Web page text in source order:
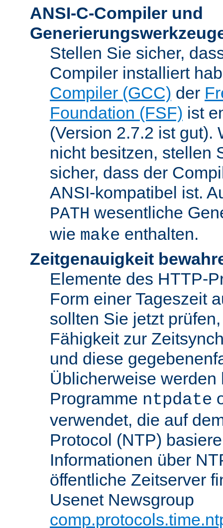
ANSI-C-Compiler und
Stellen Sie sicher,
Compiler installiert
Compiler (GCC) der
Foundation (FSF) ist
(Version 2.7.2 ist gut).
nicht besitzen, stellen
sicher, dass der
ANSI-kompatibel ist.
PATH wesentliche
wie make enthalten.
Zeitgenauigkeit
Elemente des HTTP-
Form einer Tageszeit
sollten Sie jetzt
Fähigkeit zur
und diese
Üblicherweise werden
Programme ntpdate
verwendet, die auf
Protocol (NTP)
Informationen über
öffentliche Zeitserver
Usenet Newsgroup